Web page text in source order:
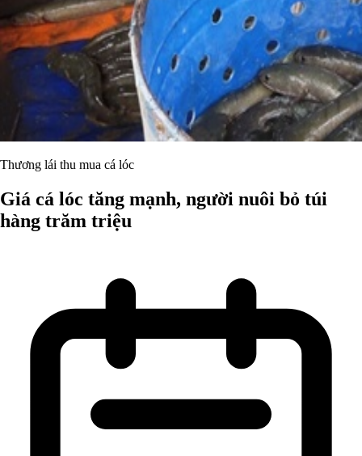
Thương lái thu mua cá lóc
Giá cá lóc tăng mạnh, người nuôi bỏ túi
hàng trăm triệu